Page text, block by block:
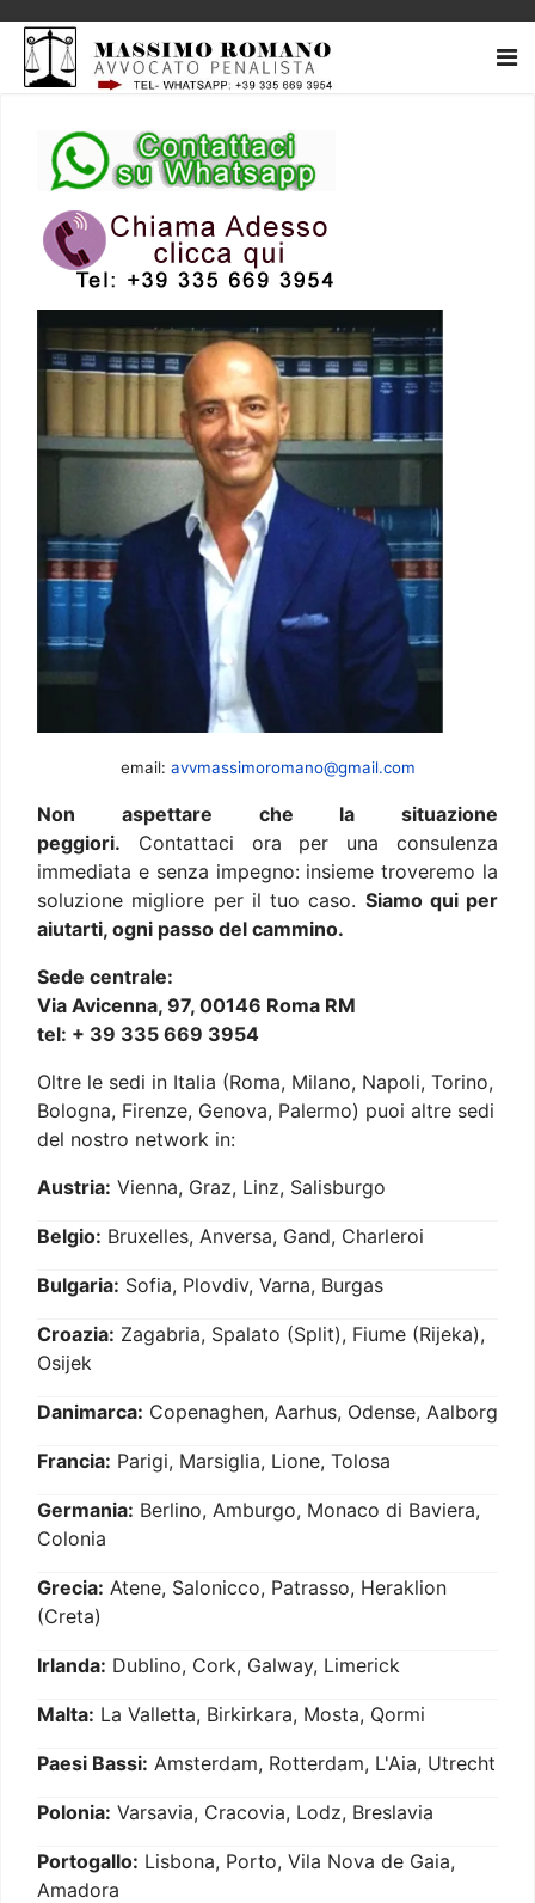
email: avvmassimoromano@gmail.com
Non aspettare che la situazione
peggiori. Contattaci ora per una consulenza
immediata e senza impegno: insieme troveremo la
soluzione migliore per il tuo caso. Siamo qui per
aiutarti, ogni passo del cammino.
Sede centrale:
Via Avicenna, 97, 00146 Roma RM
tel: + 39 335 669 3954
Oltre le sedi in Italia (Roma, Milano, Napoli, Torino,
Bologna, Firenze, Genova, Palermo) puoi altre sedi
del nostro network in:
Austria: Vienna, Graz, Linz, Salisburgo
Belgio: Bruxelles, Anversa, Gand, Charleroi
Bulgaria: Sofia, Plovdiv, Varna, Burgas
Croazia: Zagabria, Spalato (Split), Fiume (Rijeka),
Osijek
Danimarca: Copenaghen, Aarhus, Odense, Aalborg
Francia: Parigi, Marsiglia, Lione, Tolosa
Germania: Berlino, Amburgo, Monaco di Baviera,
Colonia
Grecia: Atene, Salonicco, Patrasso, Heraklion
(Creta)
Irlanda: Dublino, Cork, Galway, Limerick
Malta: La Valletta, Birkirkara, Mosta, Qormi
Paesi Bassi: Amsterdam, Rotterdam, L'Aia, Utrecht
Polonia: Varsavia, Cracovia, Lodz, Breslavia
Portogallo: Lisbona, Porto, Vila Nova de Gaia,
Amadora